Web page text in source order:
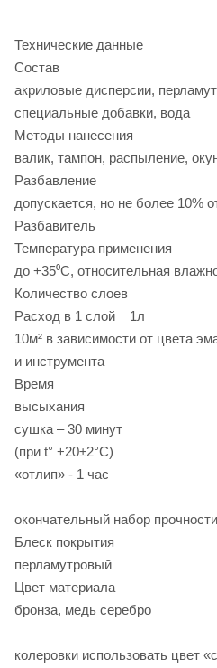
Технические данные
акриловые дисперсии,
специальные добавки, вода
Методы
валик, тампон, распыление,
допускается, но не более 10%
Температура
до +35⁰C, относительная
Количество
Расход в 1
10м² в зависимости от цвета
и инструмента
Время
высыхания
сушка – 30 минут
(при t°
«отлип» - 1 час
окончательный набор
Блеск
перламутровый
Цвет
бронза, медь серебро
колеровки использовать цвет